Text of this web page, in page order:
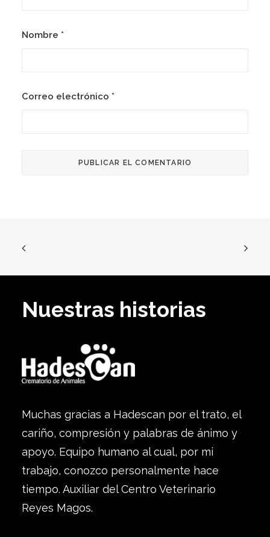
Nombre *
Correo electrónico *
Nuestras historias
Muchas gracias a Hadescan por el trato, el
cariño, compresión y palabras de ánimo y
apoyo. Equipo humano al cual, por mi
trabajo, conozco personalmente hace
tiempo. Auxiliar del Centro Veterinario
Reyes Magos.